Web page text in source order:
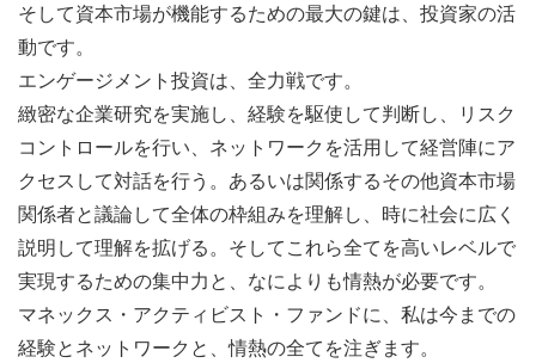
そして資本市場が機能するための最大の鍵は、投資家の活
動です。
エンゲージメント投資は、全力戦です。
緻密な企業研究を実施し、経験を駆使して判断し、リスク
コントロールを行い、ネットワークを活用して経営陣にア
クセスして対話を行う。あるいは関係するその他資本市場
関係者と議論して全体の枠組みを理解し、時に社会に広く
説明して理解を拡げる。そしてこれら全てを高いレベルで
実現するための集中力と、なによりも情熱が必要です。
マネックス・アクティビスト・ファンドに、私は今までの
経験とネットワークと、情熱の全てを注ぎます。